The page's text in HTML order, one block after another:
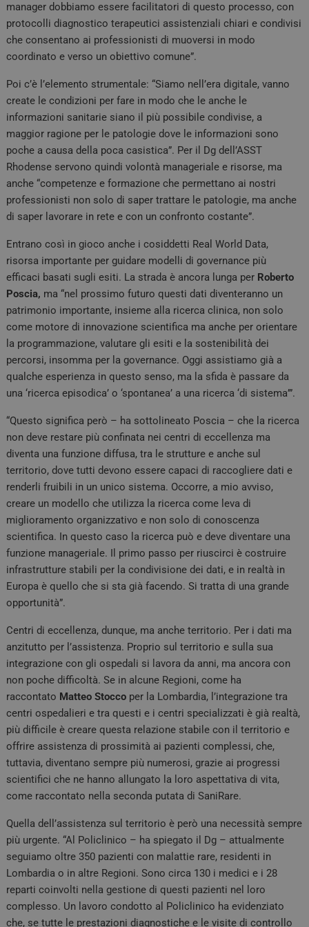
manager dobbiamo essere facilitatori di questo processo, con
protocolli diagnostico terapeutici assistenziali chiari e condivisi
che consentano ai professionisti di muoversi in modo
coordinato e verso un obiettivo comune”.
Poi c’è l’elemento strumentale: “Siamo nell’era digitale, vanno
create le condizioni per fare in modo che le anche le
informazioni sanitarie siano il più possibile condivise, a
maggior ragione per le patologie dove le informazioni sono
poche a causa della poca casistica”. Per il Dg dell’ASST
Rhodense servono quindi volontà manageriale e risorse, ma
anche “competenze e formazione che permettano ai nostri
professionisti non solo di saper trattare le patologie, ma anche
di saper lavorare in rete e con un confronto costante”.
Entrano così in gioco anche i cosiddetti Real World Data,
risorsa importante per guidare modelli di governance più
efficaci basati sugli esiti. La strada è ancora lunga per Roberto
Poscia, ma “nel prossimo futuro questi dati diventeranno un
patrimonio importante, insieme alla ricerca clinica, non solo
come motore di innovazione scientifica ma anche per orientare
la programmazione, valutare gli esiti e la sostenibilità dei
percorsi, insomma per la governance. Oggi assistiamo già a
qualche esperienza in questo senso, ma la sfida è passare da
una ‘ricerca episodica’ o ‘spontanea’ a una ricerca ‘di sistema’”.
“Questo significa però – ha sottolineato Poscia – che la ricerca
non deve restare più confinata nei centri di eccellenza ma
diventa una funzione diffusa, tra le strutture e anche sul
territorio, dove tutti devono essere capaci di raccogliere dati e
renderli fruibili in un unico sistema. Occorre, a mio avviso,
creare un modello che utilizza la ricerca come leva di
miglioramento organizzativo e non solo di conoscenza
scientifica. In questo caso la ricerca può e deve diventare una
funzione manageriale. Il primo passo per riuscirci è costruire
infrastrutture stabili per la condivisione dei dati, e in realtà in
Europa è quello che si sta già facendo. Si tratta di una grande
opportunità”.
Centri di eccellenza, dunque, ma anche territorio. Per i dati ma
anzitutto per l’assistenza. Proprio sul territorio e sulla sua
integrazione con gli ospedali si lavora da anni, ma ancora con
non poche difficoltà. Se in alcune Regioni, come ha
raccontato Matteo Stocco per la Lombardia, l’integrazione tra
centri ospedalieri e tra questi e i centri specializzati è già realtà,
più difficile è creare questa relazione stabile con il territorio e
offrire assistenza di prossimità ai pazienti complessi, che,
tuttavia, diventano sempre più numerosi, grazie ai progressi
scientifici che ne hanno allungato la loro aspettativa di vita,
come raccontato nella seconda putata di SaniRare.
Quella dell’assistenza sul territorio è però una necessità sempre
più urgente. “Al Policlinico – ha spiegato il Dg – attualmente
seguiamo oltre 350 pazienti con malattie rare, residenti in
Lombardia o in altre Regioni. Sono circa 130 i medici e i 28
reparti coinvolti nella gestione di questi pazienti nel loro
complesso. Un lavoro condotto al Policlinico ha evidenziato
che, se tutte le prestazioni diagnostiche e le visite di controllo